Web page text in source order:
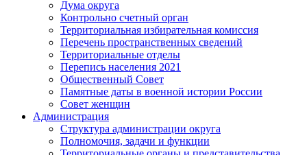
Дума округа
Контрольно счетный орган
Территориальная избирательная комиссия
Перечень пространственных сведений
Территориальные отделы
Перепись населения 2021
Общественный Совет
Памятные даты в военной истории России
Совет женщин
Администрация
Структура администрации округа
Полномочия, задачи и функции